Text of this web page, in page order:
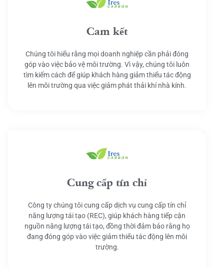
Cam kết
Chúng tôi hiểu rằng mọi doanh nghiệp cần phải đóng
góp vào việc bảo vệ môi trường. Vì vậy, chúng tôi luôn
tìm kiếm cách để giúp khách hàng giảm thiểu tác động
lên môi trường qua việc giảm phát thải khí nhà kính.
Cung cấp tín chỉ
Công ty chúng tôi cung cấp dịch vụ cung cấp tín chỉ
năng lượng tái tạo (REC), giúp khách hàng tiếp cận
nguồn năng lượng tái tạo, đồng thời đảm bảo rằng họ
đang đóng góp vào việc giảm thiểu tác động lên môi
trường.